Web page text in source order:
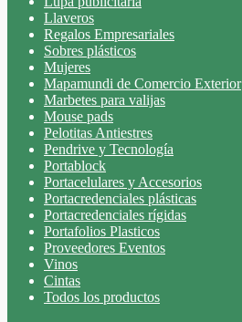
Llaveros
Regalos Empresariales
Sobres plásticos
Mujeres
Mapamundi de Comercio Exterior
Marbetes para valijas
Mouse pads
Pelotitas Antiestres
Pendrive y Tecnología
Portablock
Portacelulares y Accesorios
Portacredenciales plásticas
Portacredenciales rígidas
Portafolios Plasticos
Proveedores Eventos
Vinos
Cintas
Todos los productos